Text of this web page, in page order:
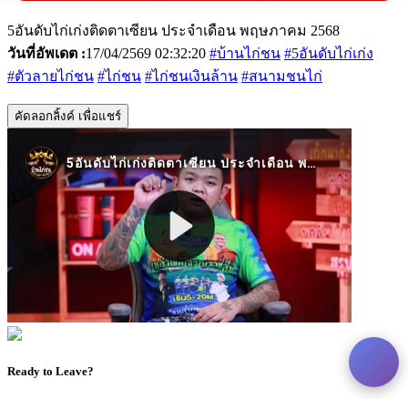
5อันดับไก่เก่งติดตาเซียน ประจำเดือน พฤษภาคม 2568
วันที่อัพเดต :17/04/2569 02:32:20 #บ้านไก่ชน #5อันดับไก่เก่ง
#ตัวลายไก่ชน #ไก่ชน #ไก่ชนเงินล้าน #สนามชนไก่
คัดลอกลิ้งค์ เพื่อแชร์
Ready to Leave?